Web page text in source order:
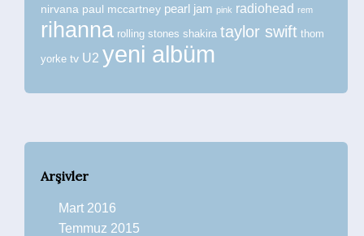
nirvana paul mccartney pearl jam pink radiohead rem
rihanna rolling stones shakira taylor swift thom
yorke tv U2 yeni albüm
Arşivler
Mart 2016
Temmuz 2015